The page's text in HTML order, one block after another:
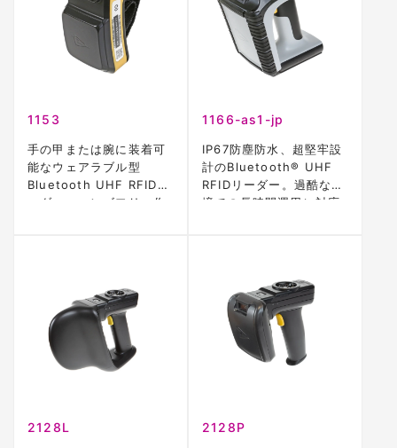
1153
手の甲または腕に装着可
能なウェアラブル型
Bluetooth UHF RFIDリ
ーダー。ハンズフリー作
1166-as1-jp
IP67防塵防水、超堅牢設
計のBluetooth® UHF
RFIDリーダー。過酷な環
境での長時間運用に対応
2128L 2128P